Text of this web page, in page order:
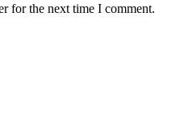
for the next time I comment.